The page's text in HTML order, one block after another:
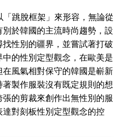
「跳脫框架」來形容，無論從
於韓國的主流時尚趨勢，設
性別的疆界，並嘗試著打破
的性別定型觀念，在歐美是
風氣相對保守的韓國是嶄新
製作服裝沒有既定規則的想
的剪裁來創作出無性別的服
對刻板性別定型觀念的控